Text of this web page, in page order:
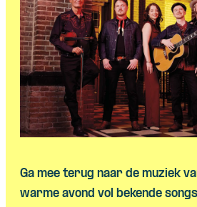
Skip
Ga mee terug naar de muziek
warme avond vol bekende